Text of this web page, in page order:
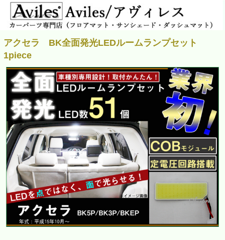
アクセラ BK全面発光LEDルームランプセット
1piece